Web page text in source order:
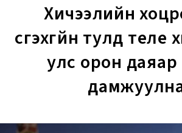
Хичээлийн
үүсгэхгүйн тулд
улс орон